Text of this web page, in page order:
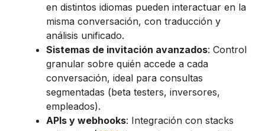
en distintos idiomas pueden interactuar en la
misma conversación, con traducción y
análisis unificado.
Sistemas de invitación avanzados: Control
granular sobre quién accede a cada
conversación, ideal para consultas
segmentadas (beta testers, inversores,
empleados).
APIs y webhooks: Integración con stacks